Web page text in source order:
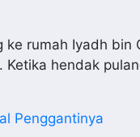
rumah Iyadh bin
hendak
Penggantinya